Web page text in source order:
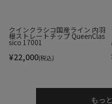
クインクラシコ国産ライン 内羽
根ストレートチップ QueenClas
sico 17001
¥22,000(税込)
もっ